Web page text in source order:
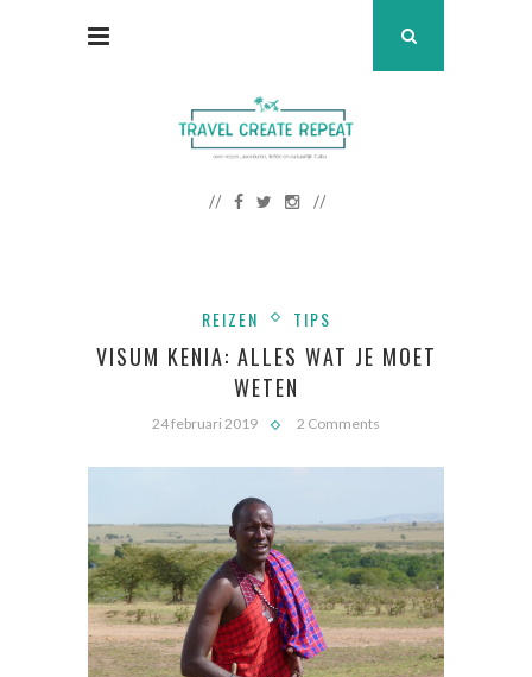
REIZEN TIPS
VISUM KENIA: ALLES WAT JE MOET
WETEN
24 februari 2019 2 Comments